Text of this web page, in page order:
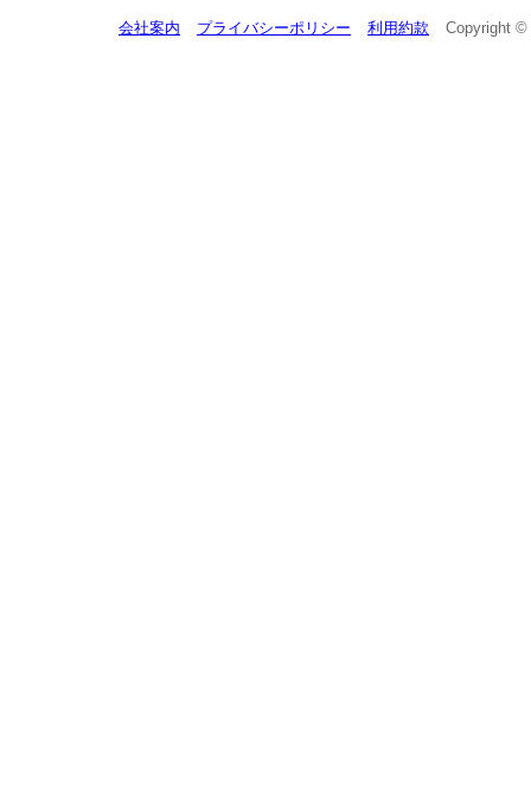
会社案内 プライバシーポリシー 利用約款 Copyright ©